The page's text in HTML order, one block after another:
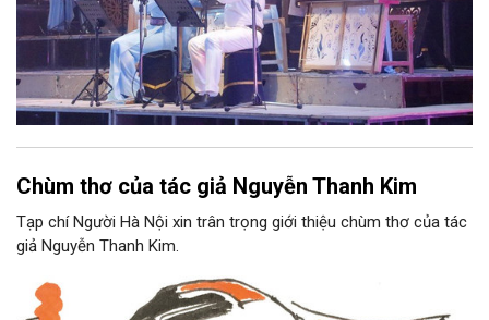
Chùm thơ của tác giả Nguyễn Thanh Kim
Tạp chí Người Hà Nội xin trân trọng giới thiệu chùm thơ của tác
giả Nguyễn Thanh Kim.